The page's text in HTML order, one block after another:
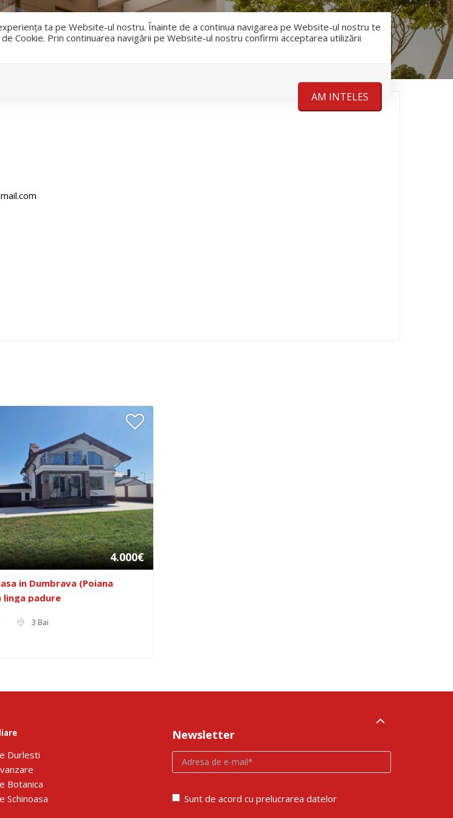
ta pe Website-ul nostru. Înainte de a continua navigarea pe Website-ul nostru te
Cookie. Prin continuarea navigării pe Website-ul nostru confirmi acceptarea utilizării
AM INTELES
RO RU
info@romanescu.md +37369883878
4.000€
in Dumbrava (Poiana
linga padure
3 Bai
Durlesti
Botanica
Schinoasa
Newsletter
Sunt de acord cu prelucrarea datelor